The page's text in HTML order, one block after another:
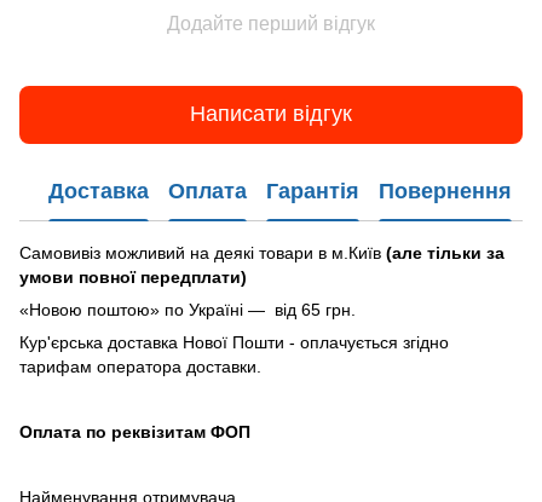
Додайте перший відгук
Написати відгук
Доставка Оплата Гарантія Повернення
Самовивіз можливий на деякі товари в м.Київ (але тільки за
умови повної передплати)
«Новою поштою» по Україні — від 65 грн.
Кур'єрська доставка Нової Пошти - оплачується згідно
тарифам оператора доставки.
Оплата по реквізитам ФОП
Найменування отримувача